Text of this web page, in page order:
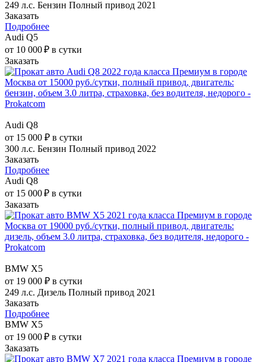
249 л.с. Бензин Полный привод 2021
Заказать
Подробнее
Audi Q5
от 10 000 ₽ в сутки
Заказать
Audi Q8
от 15 000 ₽ в сутки
300 л.с. Бензин Полный привод 2022
Заказать
Подробнее
Audi Q8
от 15 000 ₽ в сутки
Заказать
BMW X5
от 19 000 ₽ в сутки
249 л.с. Дизель Полный привод 2021
Заказать
Подробнее
BMW X5
от 19 000 ₽ в сутки
Заказать